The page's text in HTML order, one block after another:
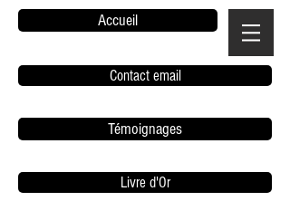
Accueil
Contact email
Témoignages
Livre d'Or